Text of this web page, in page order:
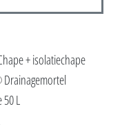
+ isolatiechape
Drainagemortel
L